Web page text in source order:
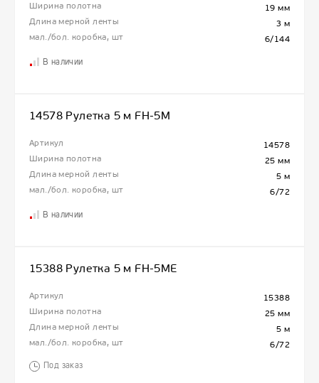
Ширина полотна
19 мм
Длина мерной ленты
3 м
мал./бол. коробка, шт
6/144
В наличии
14578 Рулетка 5 м FH-5M
Артикул
14578
Ширина полотна
25 мм
Длина мерной ленты
5 м
мал./бол. коробка, шт
6/72
В наличии
15388 Рулетка 5 м FH-5ME
Артикул
15388
Ширина полотна
25 мм
Длина мерной ленты
5 м
мал./бол. коробка, шт
6/72
Под заказ